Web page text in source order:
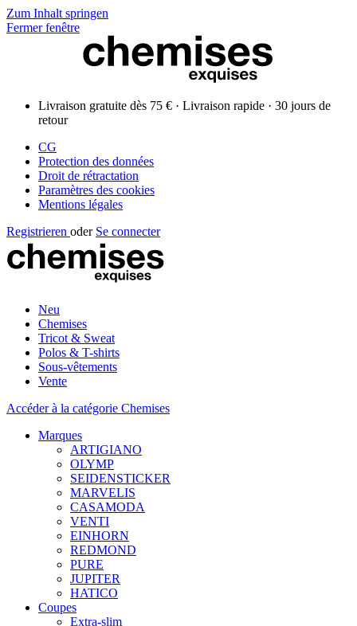
Zum Inhalt springen
Fermer fenêtre
Livraison gratuite dès 75 € · Livraison rapide · 30 jours de
retour
CG
Protection des données
Droit de rétractation
Paramètres des cookies
Mentions légales
Registrieren oder Se connecter
Neu
Chemises
Tricot & Sweat
Polos & T-shirts
Sous-vêtements
Vente
Accéder à la catégorie Chemises
Marques
ARTIGIANO
OLYMP
SEIDENSTICKER
MARVELIS
CASAMODA
VENTI
EINHORN
REDMOND
PURE
JUPITER
HATICO
Coupes
Extra-slim